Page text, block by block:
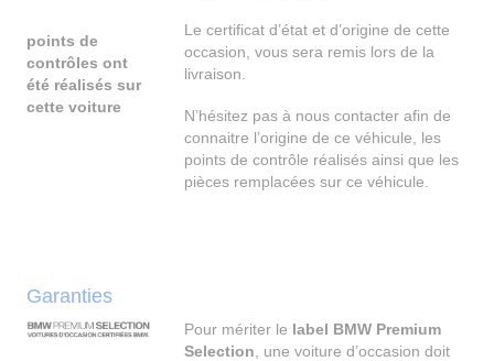
points de
contrôles ont
été réalisés sur
cette voiture
Le certificat d’état et d’origine de cette
occasion, vous sera remis lors de la
livraison.
N’hésitez pas à nous contacter afin de
connaitre l’origine de ce véhicule, les
points de contrôle réalisés ainsi que les
pièces remplacées sur ce véhicule.
Garanties
Pour mériter le label BMW Premium
Selection , une voiture d’occasion doit